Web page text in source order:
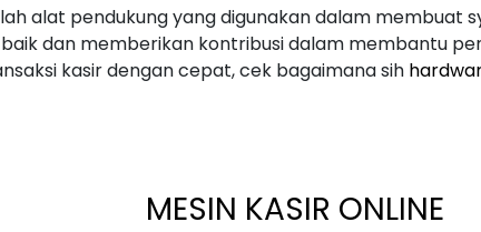
alat pendukung yang digunakan dalam membuat
dan memberikan kontribusi dalam membantu
kasir dengan cepat, cek bagaimana sih
MESIN KASIR ONLINE